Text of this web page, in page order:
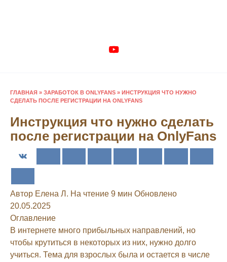
ГЛАВНАЯ » ЗАРАБОТОК В ONLYFANS » ИНСТРУКЦИЯ ЧТО НУЖНО
СДЕЛАТЬ ПОСЛЕ РЕГИСТРАЦИИ НА ONLYFANS
Инструкция что нужно сделать
после регистрации на OnlyFans
Автор Елена Л. На чтение 9 мин Обновлено
20.05.2025
Оглавление
В интернете много прибыльных направлений, но
чтобы крутиться в некоторых из них, нужно долго
учиться. Тема для взрослых была и остается в числе